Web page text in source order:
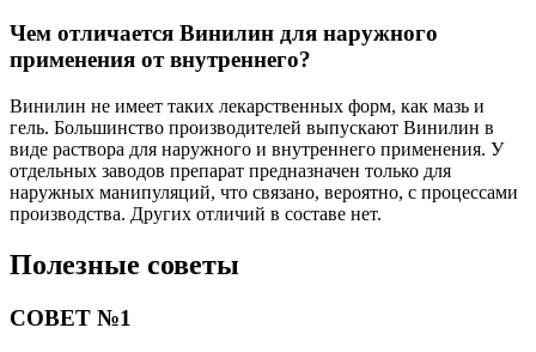
Чем отличается Винилин для наружного
применения от внутреннего?
Винилин не имеет таких лекарственных форм, как мазь и
гель. Большинство производителей выпускают Винилин в
виде раствора для наружного и внутреннего применения. У
отдельных заводов препарат предназначен только для
наружных манипуляций, что связано, вероятно, с процессами
производства. Других отличий в составе нет.
Полезные советы
СОВЕТ №1